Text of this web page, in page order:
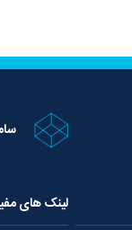
لینک های